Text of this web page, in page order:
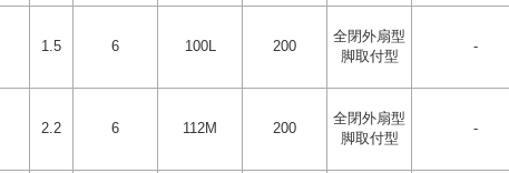
1.5 6 100L 200
全閉外扇型
脚取付型
-
2.2 6 112M 200
全閉外扇型
脚取付型
-